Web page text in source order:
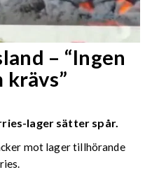
– “Ingen
krävs”
lager sätter spår.
mot lager tillhörande